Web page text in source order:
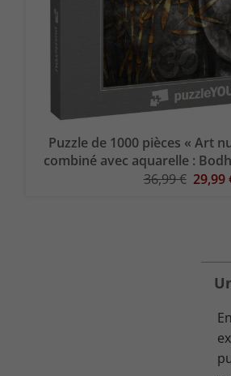
Puzzle de 1000 pièces « Art
combiné avec aquarelle :
36,99 € 29,99